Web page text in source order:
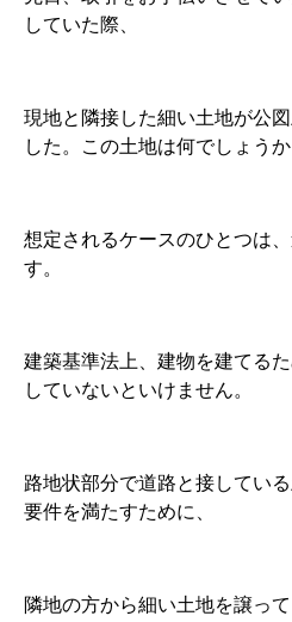
していた際、
現地と隣接した細い土地が公
した。この土地は何でしょうか
想定されるケースのひとつは
す。
建築基準法上、建物を建てる
していないといけません。
路地状部分で道路と接してい
要件を満たすために、
隣地の方から細い土地を譲っ